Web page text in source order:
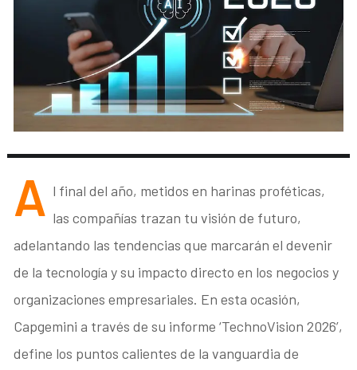
A l final del año, metidos en harinas proféticas,
las compañías trazan tu visión de futuro,
adelantando las tendencias que marcarán el devenir
de la tecnología y su impacto directo en los negocios y
organizaciones empresariales. En esta ocasión,
Capgemini a través de su informe ‘TechnoVision 2026’,
define los puntos calientes de la vanguardia de